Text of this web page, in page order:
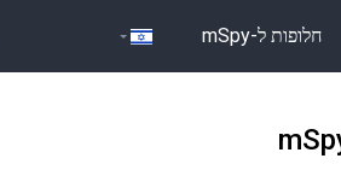
חלופות ל-mSpy